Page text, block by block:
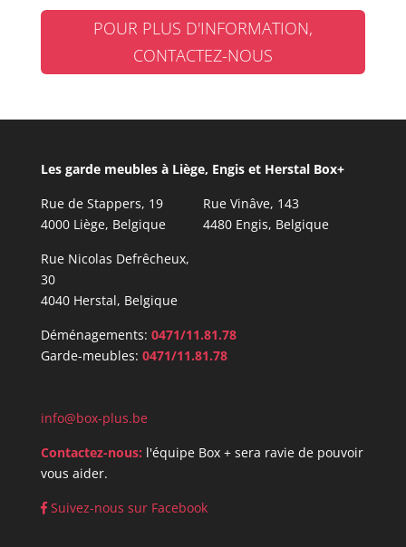
POUR PLUS D'INFORMATION,
CONTACTEZ-NOUS
Les garde meubles à Liège, Engis et Herstal Box+
Rue de Stappers, 19
4000 Liège, Belgique
Rue Vinâve, 143
4480 Engis, Belgique
Rue Nicolas Defrêcheux,
30
4040 Herstal, Belgique
Déménagements: 0471/11.81.78
Garde-meubles: 0471/11.81.78
info@box-plus.be
Contactez-nous: l'équipe Box + sera ravie de pouvoir
vous aider.
Suivez-nous sur Facebook